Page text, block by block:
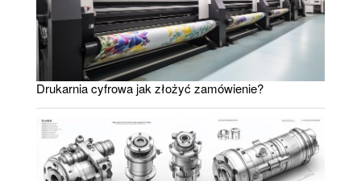
Drukarnia cyfrowa jak złożyć zamówienie?